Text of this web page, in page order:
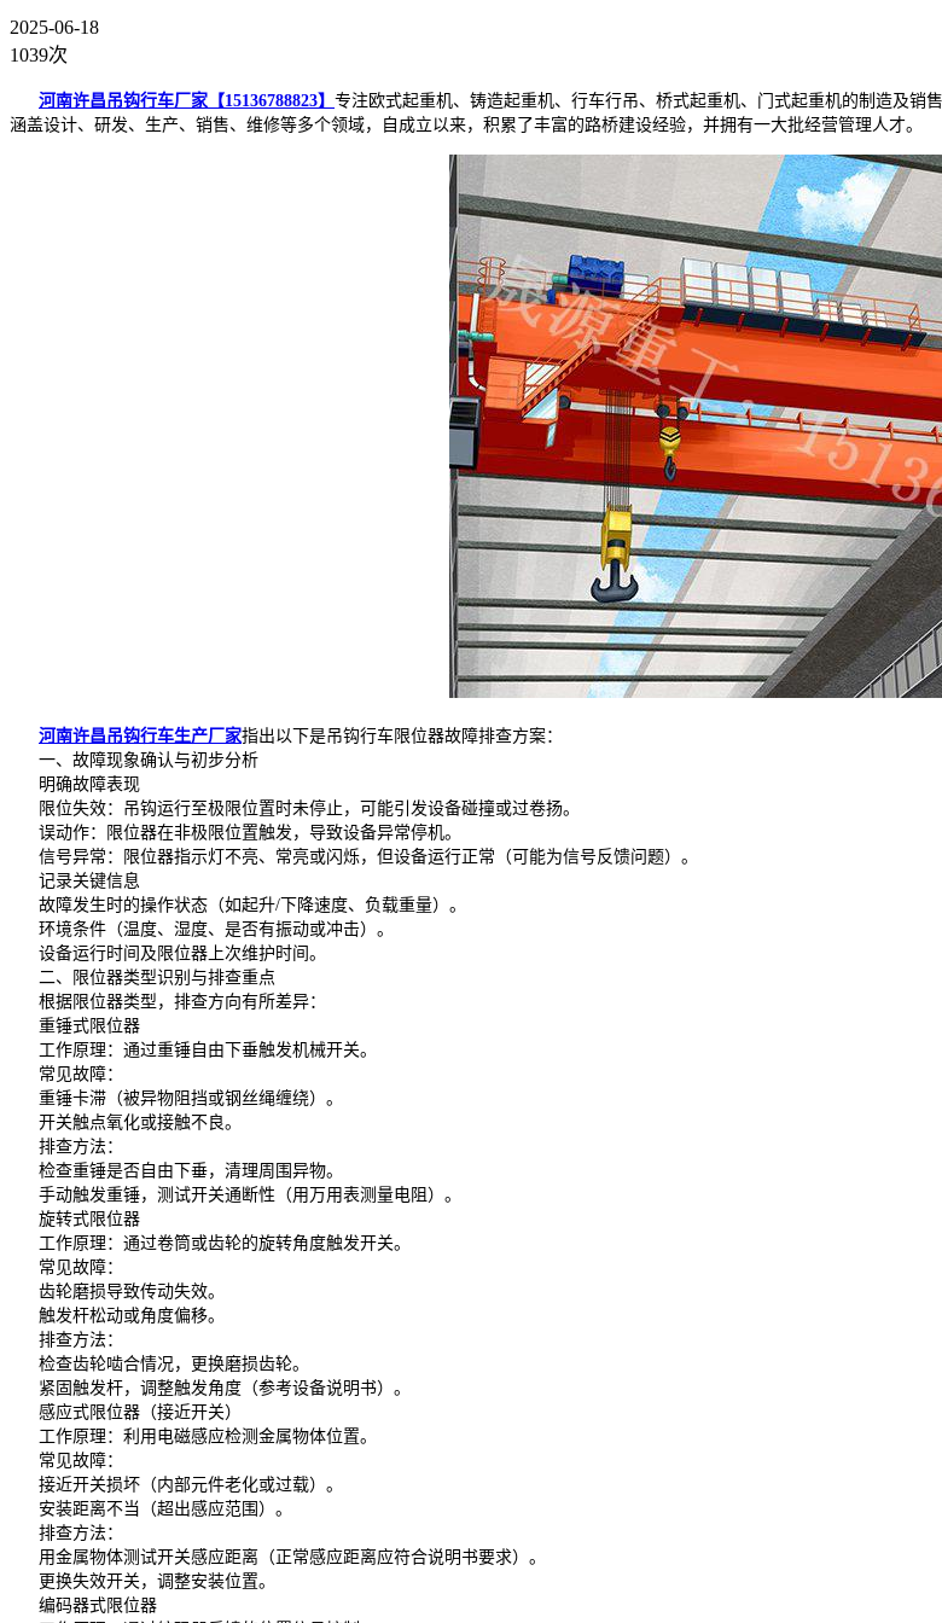
2025-06-18
1039次
河南许昌吊钩行车厂家【15136788823】 专注欧式起重机、铸造起重机、行车行吊、桥式起重机、门式起重机的制造及销
涵盖设计、研发、生产、销售、维修等多个领域，自成立以来，积累了丰富的路桥建设经验，并拥有一大批经营管理人才。
河南许昌吊钩行车生产厂家指出以下是吊钩行车限位器故障排查方案：
一、故障现象确认与初步分析
明确故障表现
限位失效：吊钩运行至极限位置时未停止，可能引发设备碰撞或过卷扬。
误动作：限位器在非极限位置触发，导致设备异常停机。
信号异常：限位器指示灯不亮、常亮或闪烁，但设备运行正常（可能为信号反馈问题）。
记录关键信息
故障发生时的操作状态（如起升/下降速度、负载重量）。
环境条件（温度、湿度、是否有振动或冲击）。
设备运行时间及限位器上次维护时间。
二、限位器类型识别与排查重点
根据限位器类型，排查方向有所差异：
重锤式限位器
工作原理：通过重锤自由下垂触发机械开关。
常见故障：
重锤卡滞（被异物阻挡或钢丝绳缠绕）。
开关触点氧化或接触不良。
排查方法：
检查重锤是否自由下垂，清理周围异物。
手动触发重锤，测试开关通断性（用万用表测量电阻）。
旋转式限位器
工作原理：通过卷筒或齿轮的旋转角度触发开关。
常见故障：
齿轮磨损导致传动失效。
触发杆松动或角度偏移。
排查方法：
检查齿轮啮合情况，更换磨损齿轮。
紧固触发杆，调整触发角度（参考设备说明书）。
感应式限位器（接近开关）
工作原理：利用电磁感应检测金属物体位置。
常见故障：
接近开关损坏（内部元件老化或过载）。
安装距离不当（超出感应范围）。
排查方法：
用金属物体测试开关感应距离（正常感应距离应符合说明书要求）。
更换失效开关，调整安装位置。
编码器式限位器